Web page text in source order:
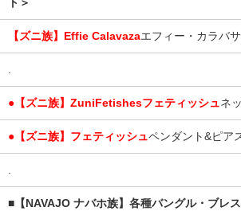
ト＞
【ズニ族】Effie Calavazaエフィー・カラバサ
.
●【ズニ族】ZuniFetishesフェティッシュネ
●【ズニ族】フェティッシュペンダント&ピア
.
■【NAVAJO ナバホ族】各種バングル・ブレ